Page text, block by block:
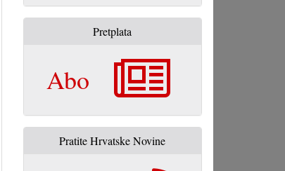
Pretplata
Abo
Pratite Hrvatske Novine